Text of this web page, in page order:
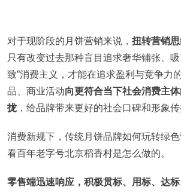
对于现阶段的月饼营销来说， 扭转营销
只有改变过去那种盲目追求奢华铺张、
致”消费主义，才能在追求盈利与竞争力
品、商业活动向更符合当下社会消费主
拢 ，给品牌带来更好的社会口碑和形象传
消费新规下，传统月饼品牌如何玩转绿
看百年老字号北京稻香村是怎么做的。
零售端迅速响应，积极贯标、用标、达标